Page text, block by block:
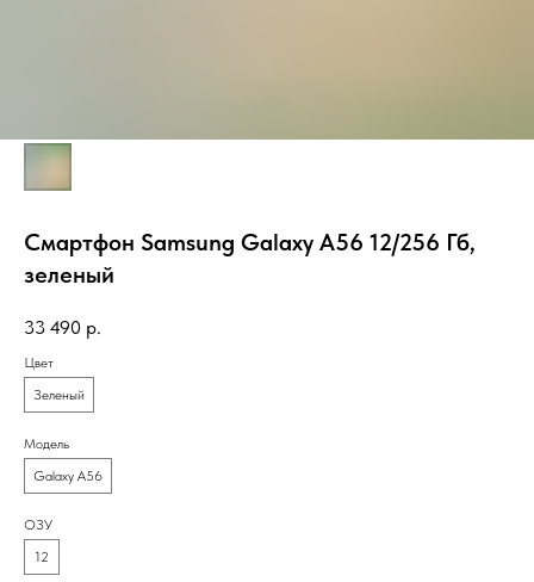
Смартфон Samsung Galaxy A56 12/256 Гб,
зеленый
33 490 р.
Цвет
Зеленый
Модель
Galaxy A56
ОЗУ
12